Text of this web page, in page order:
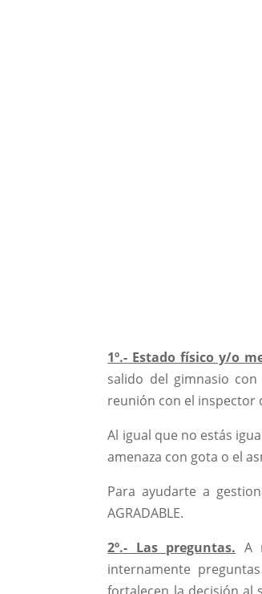
1º.- Estado físico y/o
salido del gimnasio
reunión con el inspector
Al igual que no estás
amenaza con gota o el
Para ayudarte a
AGRADABLE.
2º.- Las preguntas. A
internamente